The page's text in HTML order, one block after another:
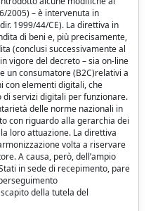
2005) – è intervenuta in
1999/44/CE). La direttiva in
di beni e, più precisamente,
(conclusi successivamente al
vigore del decreto – sia on-line
un consumatore (B2C)relativi a
con elementi digitali, che
servizi digitali per funzionare.
delle norme nazionali in
con riguardo alla gerarchia dei
loro attuazione. La direttiva
volta a riservare
A causa, però, dell’ampio
in sede di recepimento, pare
della tutela del